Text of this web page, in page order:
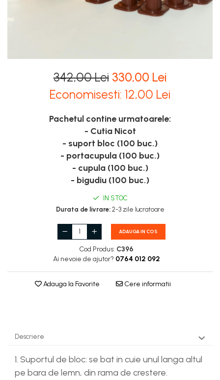
342,00 Lei 330,00 Lei
Economisesti: 12,00 Lei
Pachetul contine urmatoarele:
- Cutia Nicot
- suport bloc (100 buc.)
- portacupula (100 buc.)
- cupula (100 buc.)
- bigudiu (100 buc.)
IN STOC
Durata de livrare:2-3 zile lucratoare
ADAUGA IN COS
Cod Produs: C396
Ai nevoie de ajutor? 0764 012 092
Adauga la Favorite Cere informatii
Descriere
1. Suportul de bloc: se bat in cuie unul langa altul
pe bara de lemn, din rama de crestere.